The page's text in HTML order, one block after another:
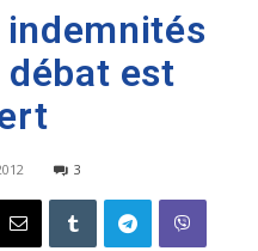
débat est
3